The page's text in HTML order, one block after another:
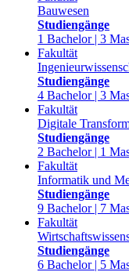
Bauwesen
Studiengänge
1 Bachelor | 3
Fakultät
Studiengänge
4 Bachelor | 3
Fakultät
Digitale
Studiengänge
2 Bachelor | 1
Fakultät
Informatik und
Studiengänge
9 Bachelor | 7
Fakultät
Studiengänge
6 Bachelor | 5